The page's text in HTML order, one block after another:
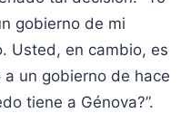
gobierno de mi
Usted, en cambio, es
un gobierno de hace
tiene a Génova?”.